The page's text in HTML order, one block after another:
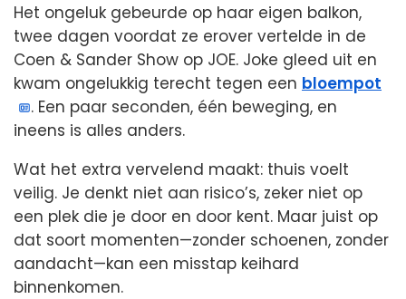
Het ongeluk gebeurde op haar eigen balkon,
twee dagen voordat ze erover vertelde in de
Coen & Sander Show op JOE. Joke gleed uit en
kwam ongelukkig terecht tegen een bloempot
. Een paar seconden, één beweging, en
ineens is alles anders.
Wat het extra vervelend maakt: thuis voelt
veilig. Je denkt niet aan risico’s, zeker niet op
een plek die je door en door kent. Maar juist op
dat soort momenten—zonder schoenen, zonder
aandacht—kan een misstap keihard
binnenkomen.